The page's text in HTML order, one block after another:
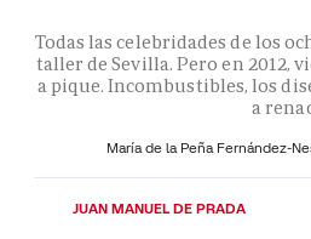
Todas las celebridades de los
taller de Sevilla. Pero en 2012,
a pique. Incombustibles, los
a
María de la Peña Fernández-
JUAN MANUEL DE PRADA